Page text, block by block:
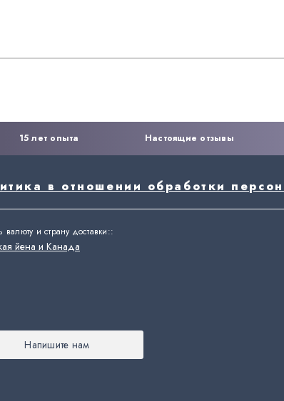
15 лет опыта Настоящие отзывы
в отношении обработки
валюту и страну доставки::
йена и Канада
Напишите нам